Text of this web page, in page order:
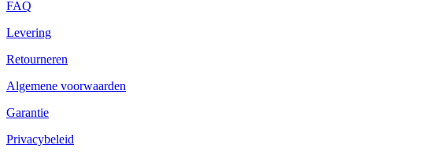
FAQ
Levering
Retourneren
Algemene voorwaarden
Garantie
Privacybeleid